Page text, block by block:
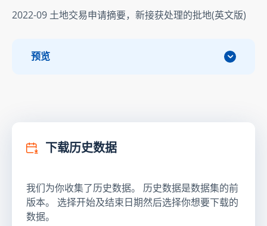
2022-09 土地交易申请摘要，新接获处理的批地(英文版)
预览
下载历史数据
我们为你收集了历史数据。 历史数据是数据集的前
版本。 选择开始及结束日期然后选择你想要下载的
数据。